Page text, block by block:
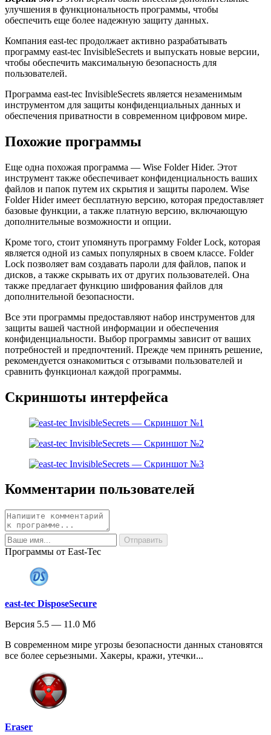
улучшения в функциональность программы, чтобы
обеспечить еще более надежную защиту данных.
Компания east-tec продолжает активно разрабатывать
программу east-tec InvisibleSecrets и выпускать новые версии,
чтобы обеспечить максимальную безопасность для
пользователей.
Программа east-tec InvisibleSecrets является незаменимым
инструментом для защиты конфиденциальных данных и
обеспечения приватности в современном цифровом мире.
Похожие программы
Еще одна похожая программа — Wise Folder Hider. Этот
инструмент также обеспечивает конфиденциальность ваших
файлов и папок путем их скрытия и защиты паролем. Wise
Folder Hider имеет бесплатную версию, которая предоставляет
базовые функции, а также платную версию, включающую
дополнительные возможности и опции.
Кроме того, стоит упомянуть программу Folder Lock, которая
является одной из самых популярных в своем классе. Folder
Lock позволяет вам создавать пароли для файлов, папок и
дисков, а также скрывать их от других пользователей. Она
также предлагает функцию шифрования файлов для
дополнительной безопасности.
Все эти программы предоставляют набор инструментов для
защиты вашей частной информации и обеспечения
конфиденциальности. Выбор программы зависит от ваших
потребностей и предпочтений. Прежде чем принять решение,
рекомендуется ознакомиться с отзывами пользователей и
сравнить функционал каждой программы.
Скриншоты интерфейса
Комментарии пользователей
Программы от East-Tec
east-tec DisposeSecure
Версия 5.5 — 11.0 Мб
В современном мире угрозы безопасности данных становятся
все более серьезными. Хакеры, кражи, утечки...
Eraser